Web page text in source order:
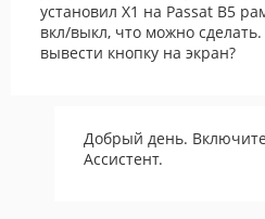
установил Х1 на Passat B5
вкл/выкл, что можно
вывести кнопку на экран?
Добрый день.
Ассистент.